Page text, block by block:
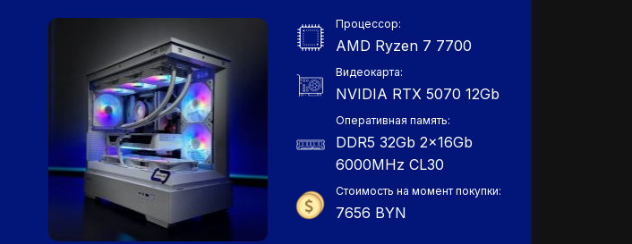
Процессор:
AMD Ryzen 7 7700
Видеокарта:
NVIDIA RTX 5070 12Gb
Оперативная память:
DDR5 32Gb 2x16Gb
6000MHz СL30
Стоимость на момент покупки:
7656 BYN